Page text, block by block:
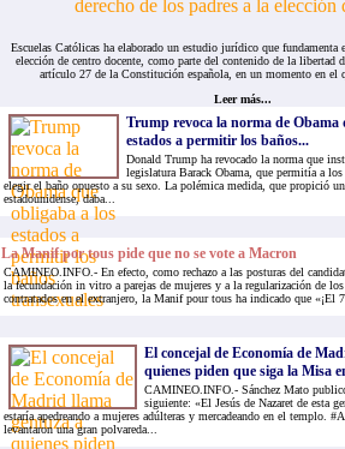
Escuelas Católicas ha elaborado un estudio jurídico que fundamenta
elección de centro docente, como parte del contenido de la libertad
artículo 27 de la Constitución española, en un momento en el
Leer más...
Trump revoca la norma de Obama
estados a permitir los baños...
Donald Trump ha revocado la norma que
legislatura Barack Obama, que permitía a
elegir el baño opuesto a su sexo. La polémica medida, que propició
estadounidense, daba...
La Manif por tous pide que no se vote a Macron
CAMINEO.INFO.- En efecto, como rechazo a las posturas del
la fecundación in vitro a parejas de mujeres y a la regularización de
contratados en el extranjero, la Manif pour tous ha indicado que «¡El
El concejal de Economía de
quienes piden que siga la Misa
CAMINEO.INFO.- Sánchez Mato
siguiente: «El Jesús de Nazaret de esta
estaría apedreando a mujeres adúlteras y mercadeando en el templo.
levantaron una gran polvareda...